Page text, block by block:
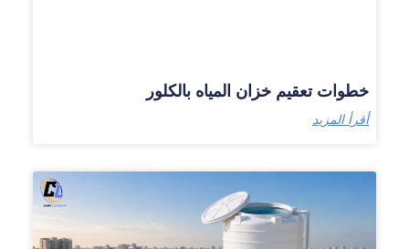
خطوات تعقيم خزان المياه بالكلور
أقرأ المزيد